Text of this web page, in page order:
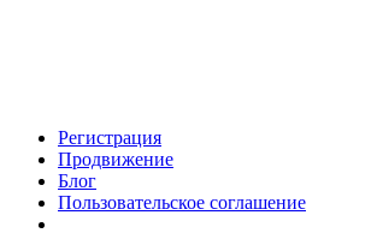
Регистрация
Продвижение
Блог
Пользовательское соглашение